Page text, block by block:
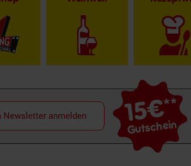
15€**
Gutschein
Newsletter anmelden